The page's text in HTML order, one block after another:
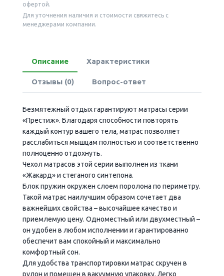
офертой.
Для уточнения наличия и стоимости свяжитесь с
менеджерами компании.
Описание Характеристики
Отзывы (0) Вопрос-ответ
Безмятежный отдых гарантируют матрасы серии
«Престиж». Благодаря способности повторять
каждый контур вашего тела, матрас позволяет
расслабиться мышцам полностью и соответственно
полноценно отдохнуть.
Чехол матрасов этой серии выполнен из ткани
«Жакард» и стеганого синтепона.
Блок пружин окружен слоем поролона по периметру.
Такой матрас наилучшим образом сочетает два
важнейших свойства – высочайшее качество и
приемлемую цену. Одноместный или двухместный –
он удобен в любом исполнении и гарантированно
обеспечит вам спокойный и максимально
комфортный сон.
Для удобства транспортировки матрас скручен в
рулон и помещен в вакуумную упаковку. Легко